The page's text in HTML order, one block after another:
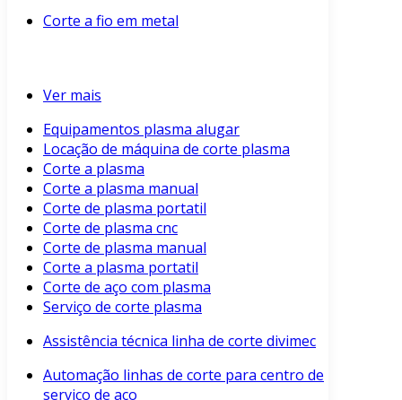
Corte a fio em metal
Ver mais
Equipamentos plasma alugar
Locação de máquina de corte plasma
Corte a plasma
Corte a plasma manual
Corte de plasma portatil
Corte de plasma cnc
Corte de plasma manual
Corte a plasma portatil
Corte de aço com plasma
Serviço de corte plasma
Assistência técnica linha de corte divimec
Automação linhas de corte para centro de
serviço de aço